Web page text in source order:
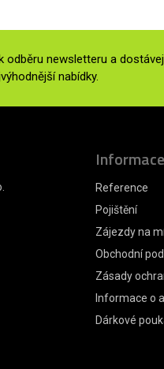
odběru newsletteru a
nabídky.
Informace
Reference
Pojištění
Zájezdy na
Obchodní
Zásady
Informace o
Dárkové